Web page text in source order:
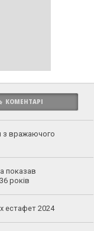
КОМЕНТАРІ
з вражаючого
показав
років
естафет 2024